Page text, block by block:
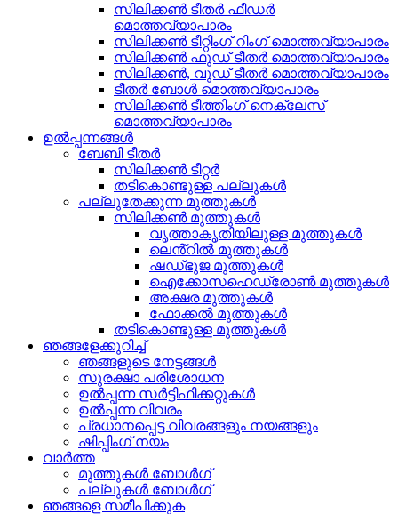
സിലിക്കൺ ടീതർ ഫീഡർ
മൊത്തവ്യാപാരം
സിലിക്കൺ ടീറ്റിംഗ് റിംഗ് മൊത്തവ്യാപാരം
സിലിക്കൺ ഫുഡ് ടീതർ മൊത്തവ്യാപാരം
സിലിക്കൺ, വുഡ് ടീതർ മൊത്തവ്യാപാരം
ടീതർ ബോൾ മൊത്തവ്യാപാരം
സിലിക്കൺ ടീത്തിംഗ് നെക്ലേസ്
മൊത്തവ്യാപാരം
ഉൽപ്പന്നങ്ങൾ
ബേബി ടീതർ
സിലിക്കൺ ടീറ്റർ
തടികൊണ്ടുള്ള പല്ലുകൾ
പല്ലുതേക്കുന്ന മുത്തുകൾ
സിലിക്കൺ മുത്തുകൾ
വൃത്താകൃതിയിലുള്ള മുത്തുകൾ
ലെൻ്റിൽ മുത്തുകൾ
ഷഡ്ഭുജ മുത്തുകൾ
ഐക്കോസഹെഡ്രോൺ മുത്തുകൾ
അക്ഷര മുത്തുകൾ
ഫോക്കൽ മുത്തുകൾ
തടികൊണ്ടുള്ള മുത്തുകൾ
ഞങ്ങളേക്കുറിച്ച്
ഞങ്ങളുടെ നേട്ടങ്ങൾ
സുരക്ഷാ പരിശോധന
ഉൽപ്പന്ന സർട്ടിഫിക്കറ്റുകൾ
ഉൽപ്പന്ന വിവരം
പ്രധാനപ്പെട്ട വിവരങ്ങളും നയങ്ങളും
ഷിപ്പിംഗ് നയം
വാർത്ത
മുത്തുകൾ ബോൾഗ്
പല്ലുകൾ ബോൾഗ്
ഞങ്ങളെ സമീപിക്കുക